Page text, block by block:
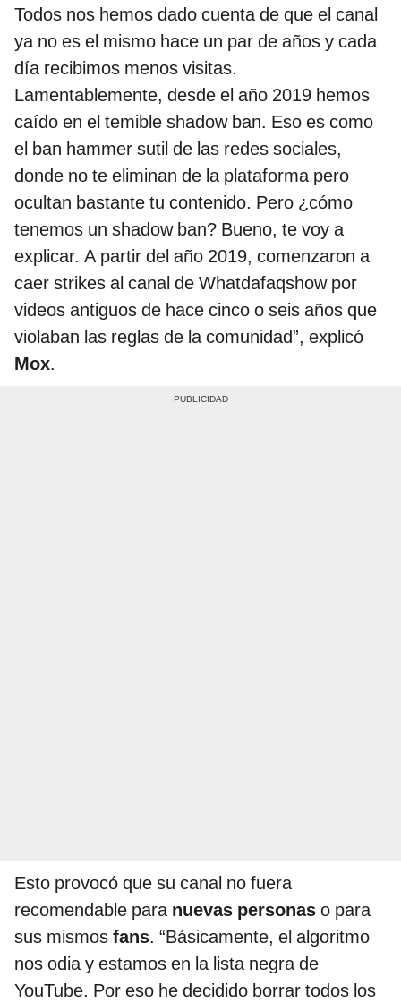
Todos nos hemos dado cuenta de que el canal
ya no es el mismo hace un par de años y cada
día recibimos menos visitas.
Lamentablemente, desde el año 2019 hemos
caído en el temible shadow ban. Eso es como
el ban hammer sutil de las redes sociales,
donde no te eliminan de la plataforma pero
ocultan bastante tu contenido. Pero ¿cómo
tenemos un shadow ban? Bueno, te voy a
explicar. A partir del año 2019, comenzaron a
caer strikes al canal de Whatdafaqshow por
videos antiguos de hace cinco o seis años que
violaban las reglas de la comunidad”, explicó
Mox.
Esto provocó que su canal no fuera
recomendable para nuevas personas o para
sus mismos fans. “Básicamente, el algoritmo
nos odia y estamos en la lista negra de
YouTube. Por eso he decidido borrar todos los